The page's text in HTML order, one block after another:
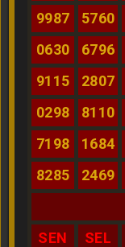
9987
5760
0630
6796
9115
2807
0298
8110
7198
1684
8285
2469
SEN
SEL